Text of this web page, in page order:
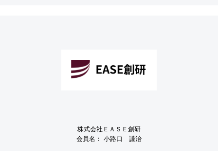
株式会社ＥＡＳＥ創研
会員名： 小路口 謙治